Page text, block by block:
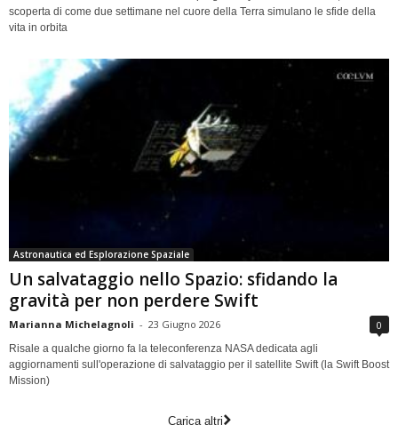
scoperta di come due settimane nel cuore della Terra simulano le sfide della
vita in orbita
Astronautica ed Esplorazione Spaziale
Un salvataggio nello Spazio: sfidando la
gravità per non perdere Swift
Marianna Michelagnoli - 23 Giugno 2026 0
Risale a qualche giorno fa la teleconferenza NASA dedicata agli
aggiornamenti sull'operazione di salvataggio per il satellite Swift (la Swift Boost
Mission)
Carica altri